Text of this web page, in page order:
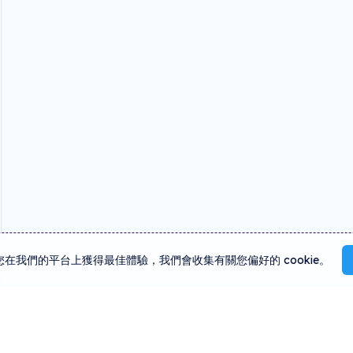
在我們的平台上獲得最佳體驗，我們會收集有關您偏好的 cookie。